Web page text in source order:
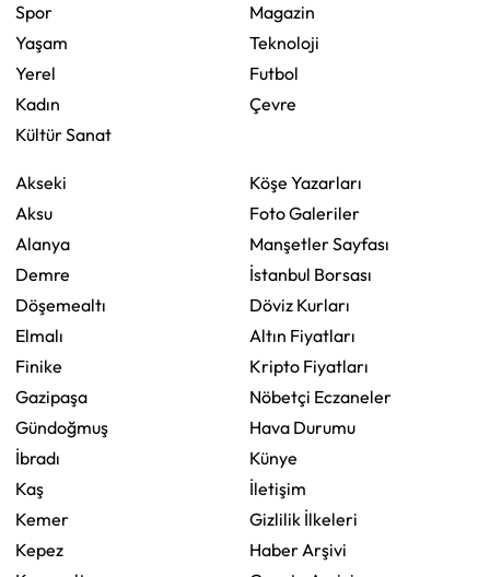
Spor
Yaşam
Yerel
Kadın
Kültür Sanat
Magazin
Teknoloji
Futbol
Çevre
Akseki
Aksu
Alanya
Demre
Döşemealtı
Elmalı
Finike
Gazipaşa
Gündoğmuş
İbradı
Kaş
Kemer
Kepez
Köşe Yazarları
Foto Galeriler
Manşetler Sayfası
İstanbul Borsası
Döviz Kurları
Altın Fiyatları
Kripto Fiyatları
Nöbetçi Eczaneler
Hava Durumu
Künye
İletişim
Gizlilik İlkeleri
Haber Arşivi